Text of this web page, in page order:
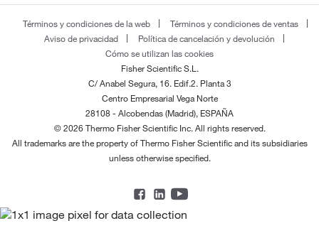
Términos y condiciones de la web
Términos y condiciones de ventas
Aviso de privacidad
Política de cancelación y devolución
Cómo se utilizan las cookies
Fisher Scientific S.L.
C/ Anabel Segura, 16. Edif.2. Planta 3
Centro Empresarial Vega Norte
28108 - Alcobendas (Madrid), ESPAÑA
© 2026 Thermo Fisher Scientific Inc. All rights reserved.
All trademarks are the property of Thermo Fisher Scientific and its subsidiaries
unless otherwise specified.